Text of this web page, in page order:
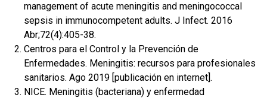
management of acute meningitis and meningococcal
sepsis in immunocompetent adults. J Infect. 2016
Abr;72(4):405-38.
Centros para el Control y la Prevención de
Enfermedades. Meningitis: recursos para profesionales
sanitarios. Ago 2019 [publicación en internet].
NICE. Meningitis (bacteriana) y enfermedad